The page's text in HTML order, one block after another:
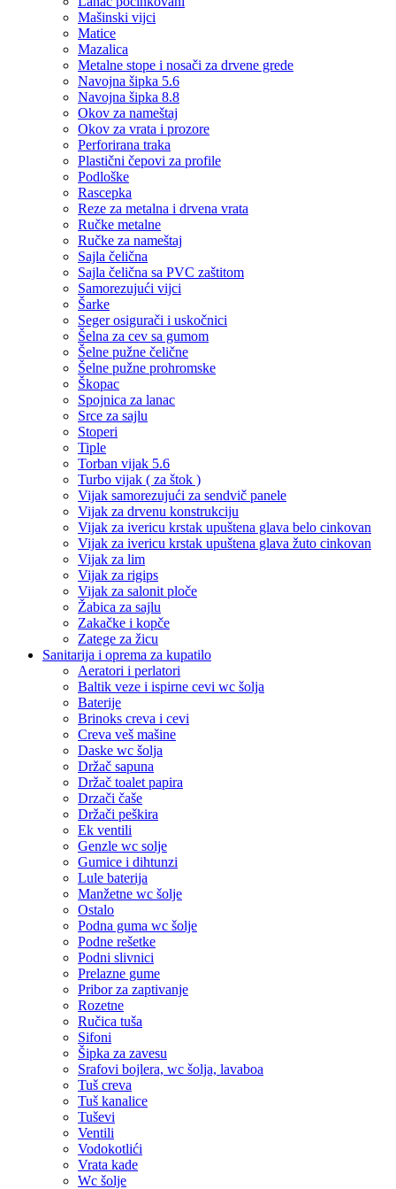
Mašinski vijci
Matice
Mazalica
Metalne stope i nosači za drvene grede
Navojna šipka 5.6
Navojna šipka 8.8
Okov za nameštaj
Okov za vrata i prozore
Perforirana traka
Plastični čepovi za profile
Podloške
Rascepka
Reze za metalna i drvena vrata
Ručke metalne
Ručke za nameštaj
Sajla čelična
Sajla čelična sa PVC zaštitom
Samorezujući vijci
Šarke
Seger osigurači i uskočnici
Šelna za cev sa gumom
Šelne pužne čelične
Šelne pužne prohromske
Škopac
Spojnica za lanac
Srce za sajlu
Stoperi
Tiple
Torban vijak 5.6
Turbo vijak ( za štok )
Vijak samorezujući za sendvič panele
Vijak za drvenu konstrukciju
Vijak za ivericu krstak upuštena glava belo cinkovan
Vijak za ivericu krstak upuštena glava žuto cinkovan
Vijak za lim
Vijak za rigips
Vijak za salonit ploče
Žabica za sajlu
Zakačke i kopče
Zatege za žicu
Sanitarija i oprema za kupatilo
Aeratori i perlatori
Baltik veze i ispirne cevi wc šolja
Baterije
Brinoks creva i cevi
Creva veš mašine
Daske wc šolja
Držač sapuna
Držač toalet papira
Drzači čaše
Držači peškira
Ek ventili
Genzle wc solje
Gumice i dihtunzi
Lule baterija
Manžetne wc šolje
Ostalo
Podna guma wc šolje
Podne rešetke
Podni slivnici
Prelazne gume
Pribor za zaptivanje
Rozetne
Ručica tuša
Sifoni
Šipka za zavesu
Srafovi bojlera, wc šolja, lavaboa
Tuš creva
Tuš kanalice
Tuševi
Ventili
Vodokotlići
Vrata kade
Wc šolje